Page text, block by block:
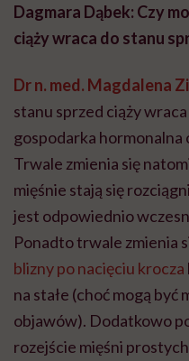
Dagmara Dąbek: Czy
ciąży wraca do stanu
Dr n. med. Magdalena
stanu sprzed ciąży
gospodarka hormonalna
Trwale zmienia się
mięśnie stają się
jest odpowiednio
Ponadto trwale zmienia
blizny po nacięciu krocza
na stałe (choć mogą być
objawów). Dodatkowo
rozejście mięśni